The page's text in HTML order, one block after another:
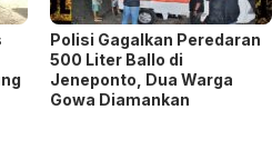
Polisi Gagalkan Peredaran
500 Liter Ballo di
Jeneponto, Dua Warga
Gowa Diamankan